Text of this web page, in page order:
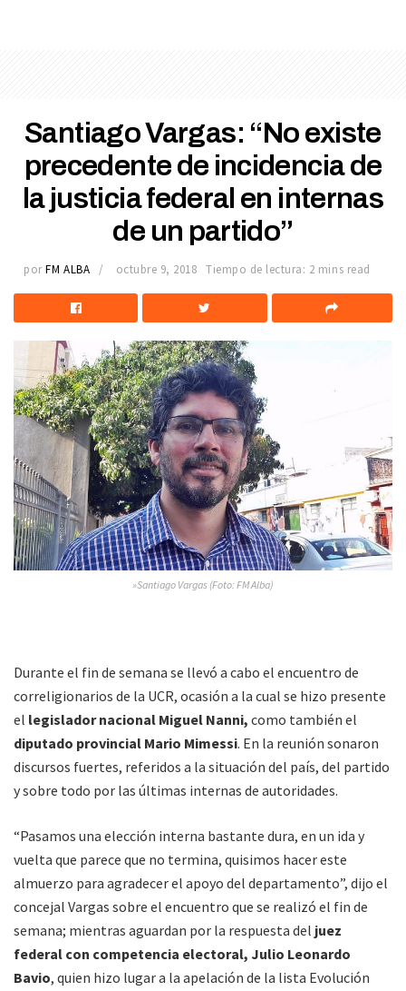
Santiago Vargas: “No existe
precedente de incidencia de
la justicia federal en internas
de un partido”
por FM ALBA octubre 9, 2018 Tiempo de lectura: 2 mins read
»Santiago Vargas (Foto: FM Alba)
Durante el fin de semana se llevó a cabo el encuentro de
correligionarios de la UCR, ocasión a la cual se hizo presente
el legislador nacional Miguel Nanni, como también el
diputado provincial Mario Mimessi. En la reunión sonaron
discursos fuertes, referidos a la situación del país, del partido
y sobre todo por las últimas internas de autoridades.
“Pasamos una elección interna bastante dura, en un ida y
vuelta que parece que no termina, quisimos hacer este
almuerzo para agradecer el apoyo del departamento”, dijo el
concejal Vargas sobre el encuentro que se realizó el fin de
semana; mientras aguardan por la respuesta del juez
federal con competencia electoral, Julio Leonardo
Bavio, quien hizo lugar a la apelación de la lista Evolución